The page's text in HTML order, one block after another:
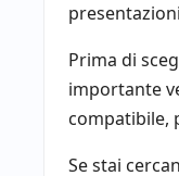
Prima di
importante
compatibile,
Se stai